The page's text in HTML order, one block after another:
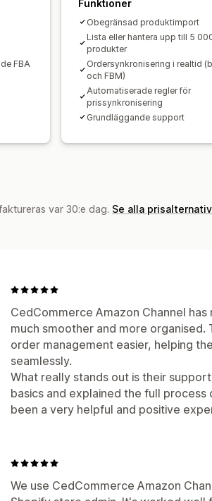
FBA
Funktioner
Obegränsad produktimport
Lista eller hantera upp till 5
produkter
Ordersynkronisering i realtid
och FBM)
Automatiserade regler för
prissynkronisering
Grundläggande support
var 30:e dag. Se alla prisalternativ
CedCommerce Amazon Channel
much smoother and more
order management easier, helping
seamlessly.
What really stands out is their
basics and explained the full
been a very helpful and positive
We use CedCommerce Amazon